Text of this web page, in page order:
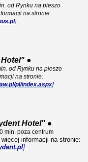
od Rynku na pieszo
na stronie:
]
●
od Rynku na pieszo
na stronie:
pl/index.aspx]
Hotel" ●
min. poza centrum
informacji na stronie:
]